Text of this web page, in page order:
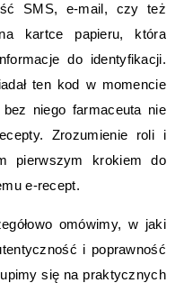
SMS, e-mail, czy też
kartce papieru, która
do identyfikacji.
ten kod w momencie
niego farmaceuta nie
Zrozumienie roli i
pierwszym krokiem do
e-recept.
omówimy, w jaki
i poprawność
się na praktycznych